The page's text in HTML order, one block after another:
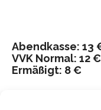
Abendkasse: 13
VVK Normal: 12 €
Ermäßigt: 8 €